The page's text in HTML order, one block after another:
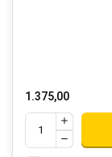
1.375,00